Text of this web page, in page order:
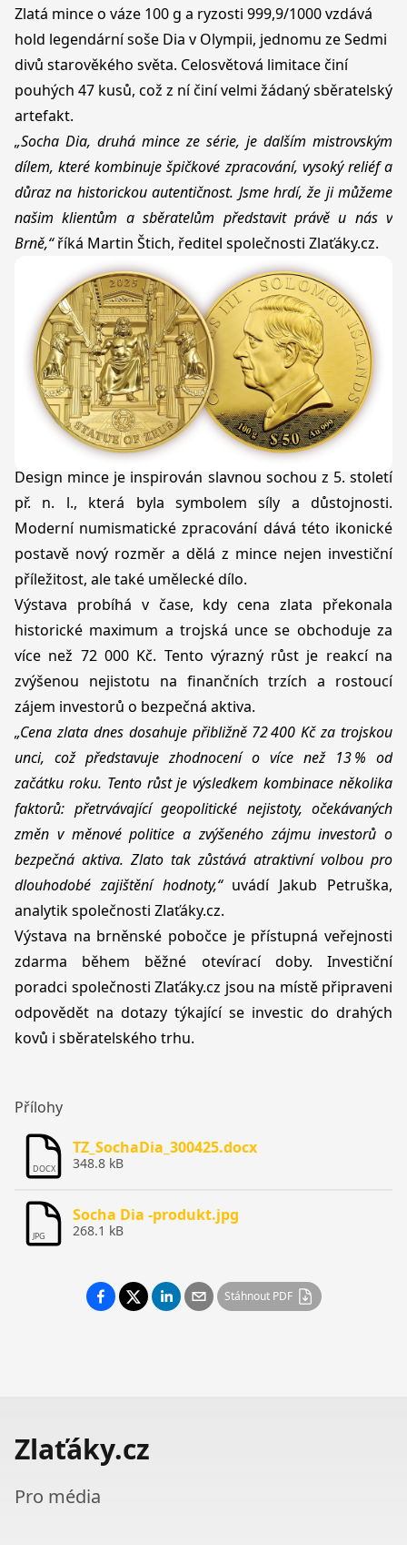
Zlatá mince o váze 100 g a ryzosti 999,9/1000 vzdává
hold legendární soše Dia v Olympii, jednomu ze Sedmi
divů starověkého světa. Celosvětová limitace činí
pouhých 47 kusů, což z ní činí velmi žádaný sběratelský
artefakt.
„Socha Dia, druhá mince ze série, je dalším mistrovským
dílem, které kombinuje špičkové zpracování, vysoký reliéf a
důraz na historickou autentičnost. Jsme hrdí, že ji můžeme
našim klientům a sběratelům představit právě u nás v
Brně,“říká Martin Štich, ředitel společnosti Zlaťáky.cz.
Design mince je inspirován slavnou sochou z 5. století
př. n. l., která byla symbolem síly a důstojnosti.
Moderní numismatické zpracování dává této ikonické
postavě nový rozměr a dělá z mince nejen investiční
příležitost, ale také umělecké dílo.
Výstava probíhá v čase, kdy cena zlata překonala
historické maximum a trojská unce se obchoduje za
více než 72 000 Kč. Tento výrazný růst je reakcí na
zvýšenou nejistotu na finančních trzích a rostoucí
zájem investorů o bezpečná aktiva.
​„Cena zlata dnes dosahuje přibližně 72 400 Kč za trojskou
unci, což představuje zhodnocení o více než 13 % od
začátku roku. Tento růst je výsledkem kombinace několika
faktorů: přetrvávající geopolitické nejistoty, očekávaných
změn v měnové politice a zvýšeného zájmu investorů o
bezpečná aktiva. Zlato tak zůstává atraktivní volbou pro
dlouhodobé zajištění hodnoty,“ uvádí Jakub Petruška,
analytik společnosti Zlaťáky.cz.​
Výstava na brněnské pobočce je přístupná veřejnosti
zdarma během běžné otevírací doby. Investiční
poradci společnosti Zlaťáky.cz jsou na místě připraveni
odpovědět na dotazy týkající se investic do drahých
kovů i sběratelského trhu.
Přílohy
DOCX
TZ_SochaDia_300425.docx
348.8 kB
JPG
Socha Dia -produkt.jpg
268.1 kB
Stáhnout PDF
Zlaťáky.cz
Pro média